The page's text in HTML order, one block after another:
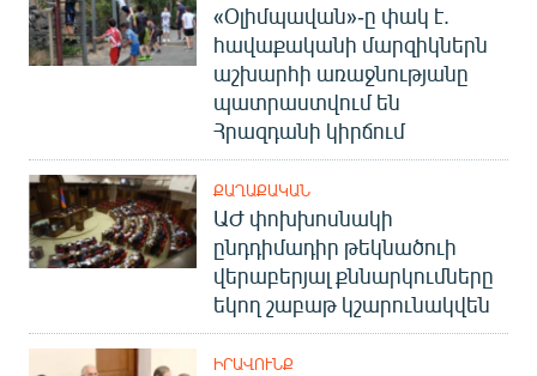
«Օլիմպավան»-ը փակ է.
հավաքականի մարզիկներն
աշխարհի առաջնությանը
պատրաստվում են
Հրազդանի կիրճում
ՔԱՂԱՔԱԿԱՆ
ԱԺ փոխխոսնակի
ընդդիմադիր թեկնածուի
վերաբերյալ քննարկումները
եկող շաբաթ կշարունակվեն
ԻՐԱՎՈՒՆՔ